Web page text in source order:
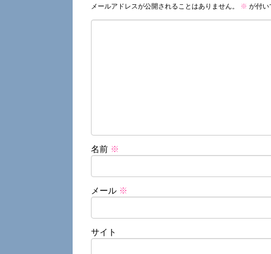
メールアドレスが公開されることはありません。 ※ が付い
名前 ※
メール ※
サイト